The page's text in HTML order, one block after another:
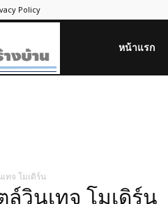
Policy
หน้าแรก
ทจ โมเดิร์น
วินเทจ โมเดิร์น